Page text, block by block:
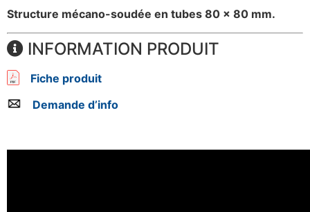
Structure mécano-soudée en tubes 80 x 80 mm.
INFORMATION PRODUIT
Fiche produit
Demande d’info